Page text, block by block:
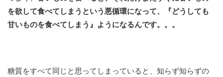
を欲して食べてしまうという悪循環になって、『どうしても
甘いものを食べてしまう』ようになるんです。。。
糖質をすべて同じと思ってしまっていると、知らず知らずの